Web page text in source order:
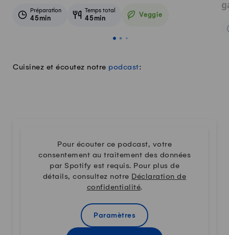
Préparation
45min
Temps total
45min Veggie
Veggie
Cuisinez et écoutez notre podcast:
Pour écouter ce podcast, votre
consentement au traitement des données
par Spotify est requis. Pour plus de
détails, consultez notre Déclaration de
confidentialité.
Paramètres